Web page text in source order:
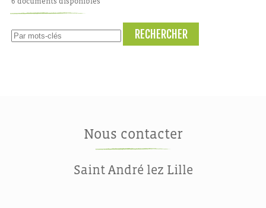
RECHERCHER
Nous contacter
Saint André lez Lille